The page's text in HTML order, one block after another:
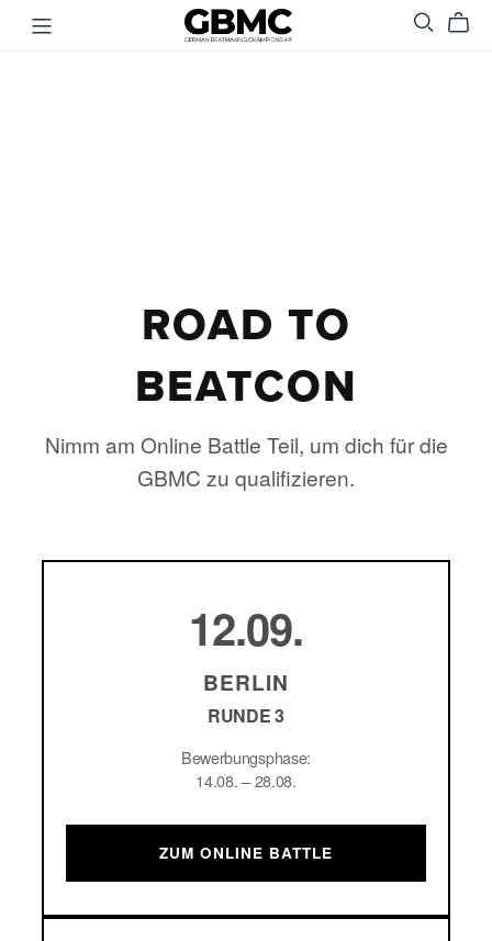
ROAD TO
BEATCON
Nimm am Online Battle Teil, um dich für die
GBMC zu qualifizieren.
12.09.
BERLIN
RUNDE 3
Bewerbungsphase:
14.08. – 28.08.
ZUM ONLINE BATTLE